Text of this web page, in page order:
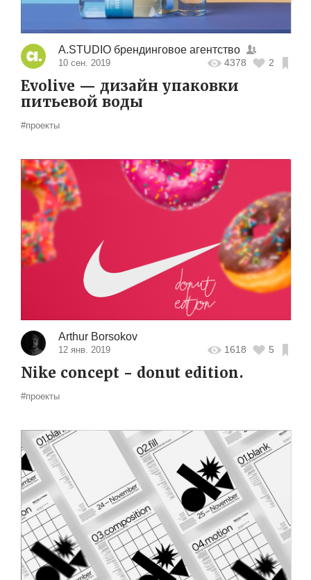
A.STUDIO брендинговое агентство
10 сен. 2019 4378 2
Evolive — дизайн упаковки
питьевой воды
#проекты
Arthur Borsokov
12 янв. 2019 1618 5
Nike concept - donut edition.
#проекты